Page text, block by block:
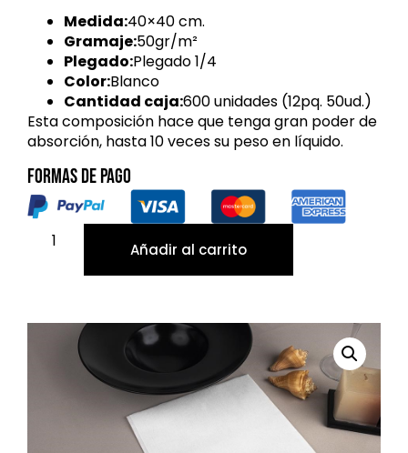
Medida:40×40 cm.
Gramaje:50gr/m²
Plegado:Plegado 1/4
Color:Blanco
Cantidad caja:600 unidades (12pq. 50ud.)
Esta composición hace que tenga gran poder de
absorción, hasta 10 veces su peso en líquido.
Formas de pago
Añadir al carrito